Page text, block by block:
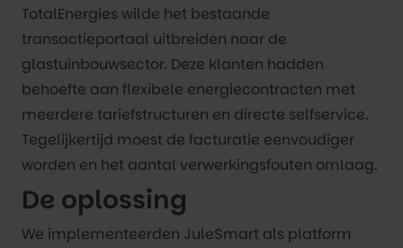
TotalEnergies wilde het bestaande
transactieportaal uitbreiden naar de
glastuinbouwsector. Deze klanten hadden
behoefte aan flexibele energiecontracten met
meerdere tariefstructuren en directe selfservice.
Tegelijkertijd moest de facturatie eenvoudiger
worden en het aantal verwerkingsfouten omlaag.
De oplossing
We implementeerden JuleSmart als platform